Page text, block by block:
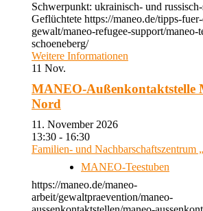
Schwerpunkt: ukrainisch- und
Geflüchtete https://maneo.de/tipps-
gewalt/maneo-refugee-support/maneo-
schoeneberg/
Weitere Informationen
11 Nov.
MANEO-Außenkontaktstelle
Nord
11. November 2026
13:30 - 16:30
Familien- und Nachbarschaftszentrum
MANEO-Teestuben
https://maneo.de/maneo-
arbeit/gewaltpraevention/maneo-